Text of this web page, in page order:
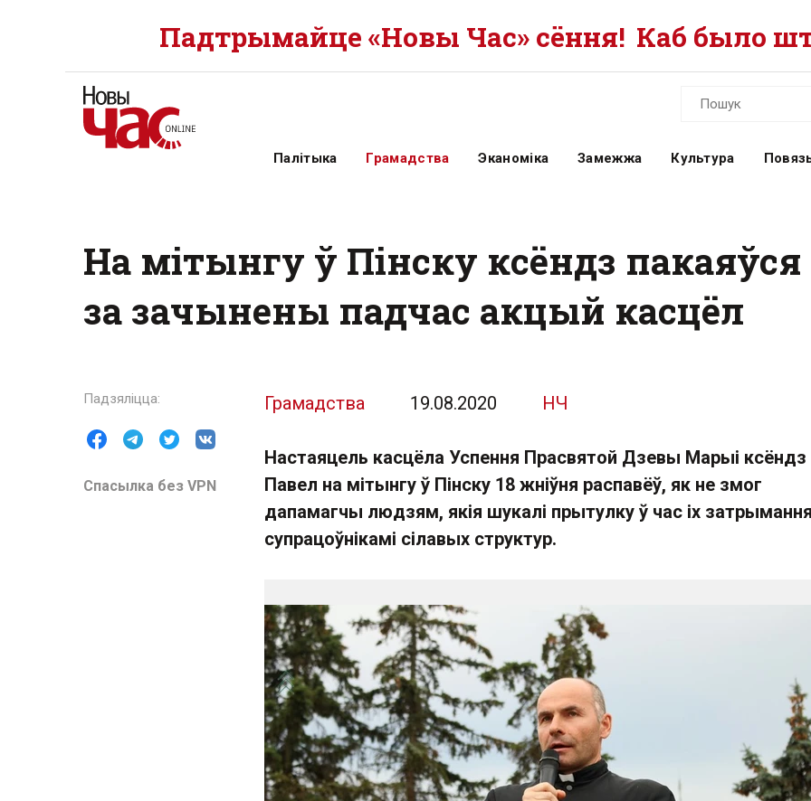
Падтрымайце «Новы Час» сёння! Каб было
Палітыка Грамадства Эканоміка Замежжа Культура
На мітынгу ў Пінску ксёндз пакаяўся
за зачынены падчас акцый касцёл
Спасылка без VPN
Грамадства 19.08.2020 НЧ
Настаяцель касцёла Успення Прасвятой Дзевы Марыі ксёндз
Павел на мітынгу ў Пінску 18 жніўня распавёў, як не змог
дапамагчы людзям, якія шукалі прытулку ў час іх затрымання
супрацоўнікамі сілавых структур.